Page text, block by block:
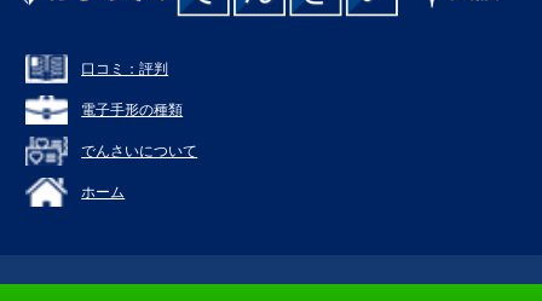
口コミ：評判
電子手形の種類
でんさいについて
ホーム